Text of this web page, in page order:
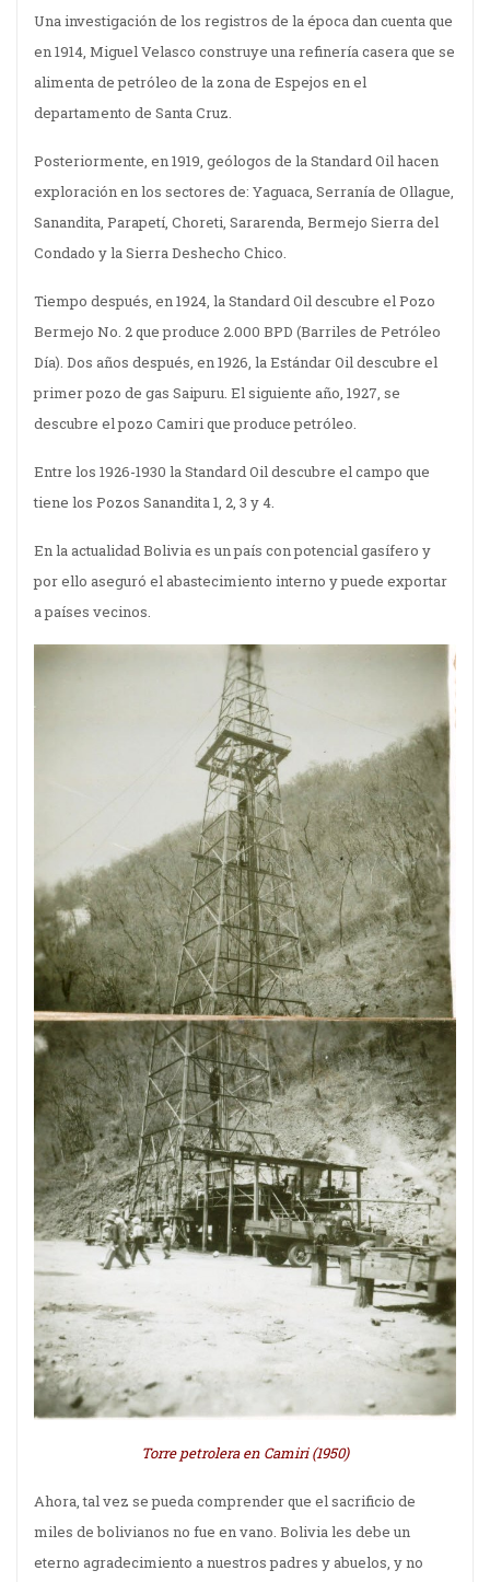
Una investigación de los registros de la época dan cuenta que
en 1914, Miguel Velasco construye una refinería casera que se
alimenta de petróleo de la zona de Espejos en el
departamento de Santa Cruz.
Posteriormente, en 1919, geólogos de la Standard Oil hacen
exploración en los sectores de: Yaguaca, Serranía de Ollague,
Sanandita, Parapetí, Choreti, Sararenda, Bermejo Sierra del
Condado y la Sierra Deshecho Chico.
Tiempo después, en 1924, la Standard Oil descubre el Pozo
Bermejo No. 2 que produce 2.000 BPD (Barriles de Petróleo
Día). Dos años después, en 1926, la Estándar Oil descubre el
primer pozo de gas Saipuru. El siguiente año, 1927, se
descubre el pozo Camiri que produce petróleo.
Entre los 1926-1930 la Standard Oil descubre el campo que
tiene los Pozos Sanandita 1, 2, 3 y 4.
En la actualidad Bolivia es un país con potencial gasífero y
por ello aseguró el abastecimiento interno y puede exportar
a países vecinos.
Torre petrolera en Camiri (1950)
Ahora, tal vez se pueda comprender que el sacrificio de
miles de bolivianos no fue en vano. Bolivia les debe un
eterno agradecimiento a nuestros padres y abuelos, y no